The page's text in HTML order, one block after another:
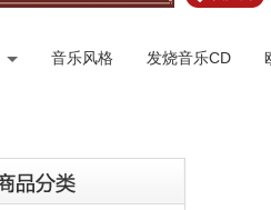
音乐风格 发烧音乐CD